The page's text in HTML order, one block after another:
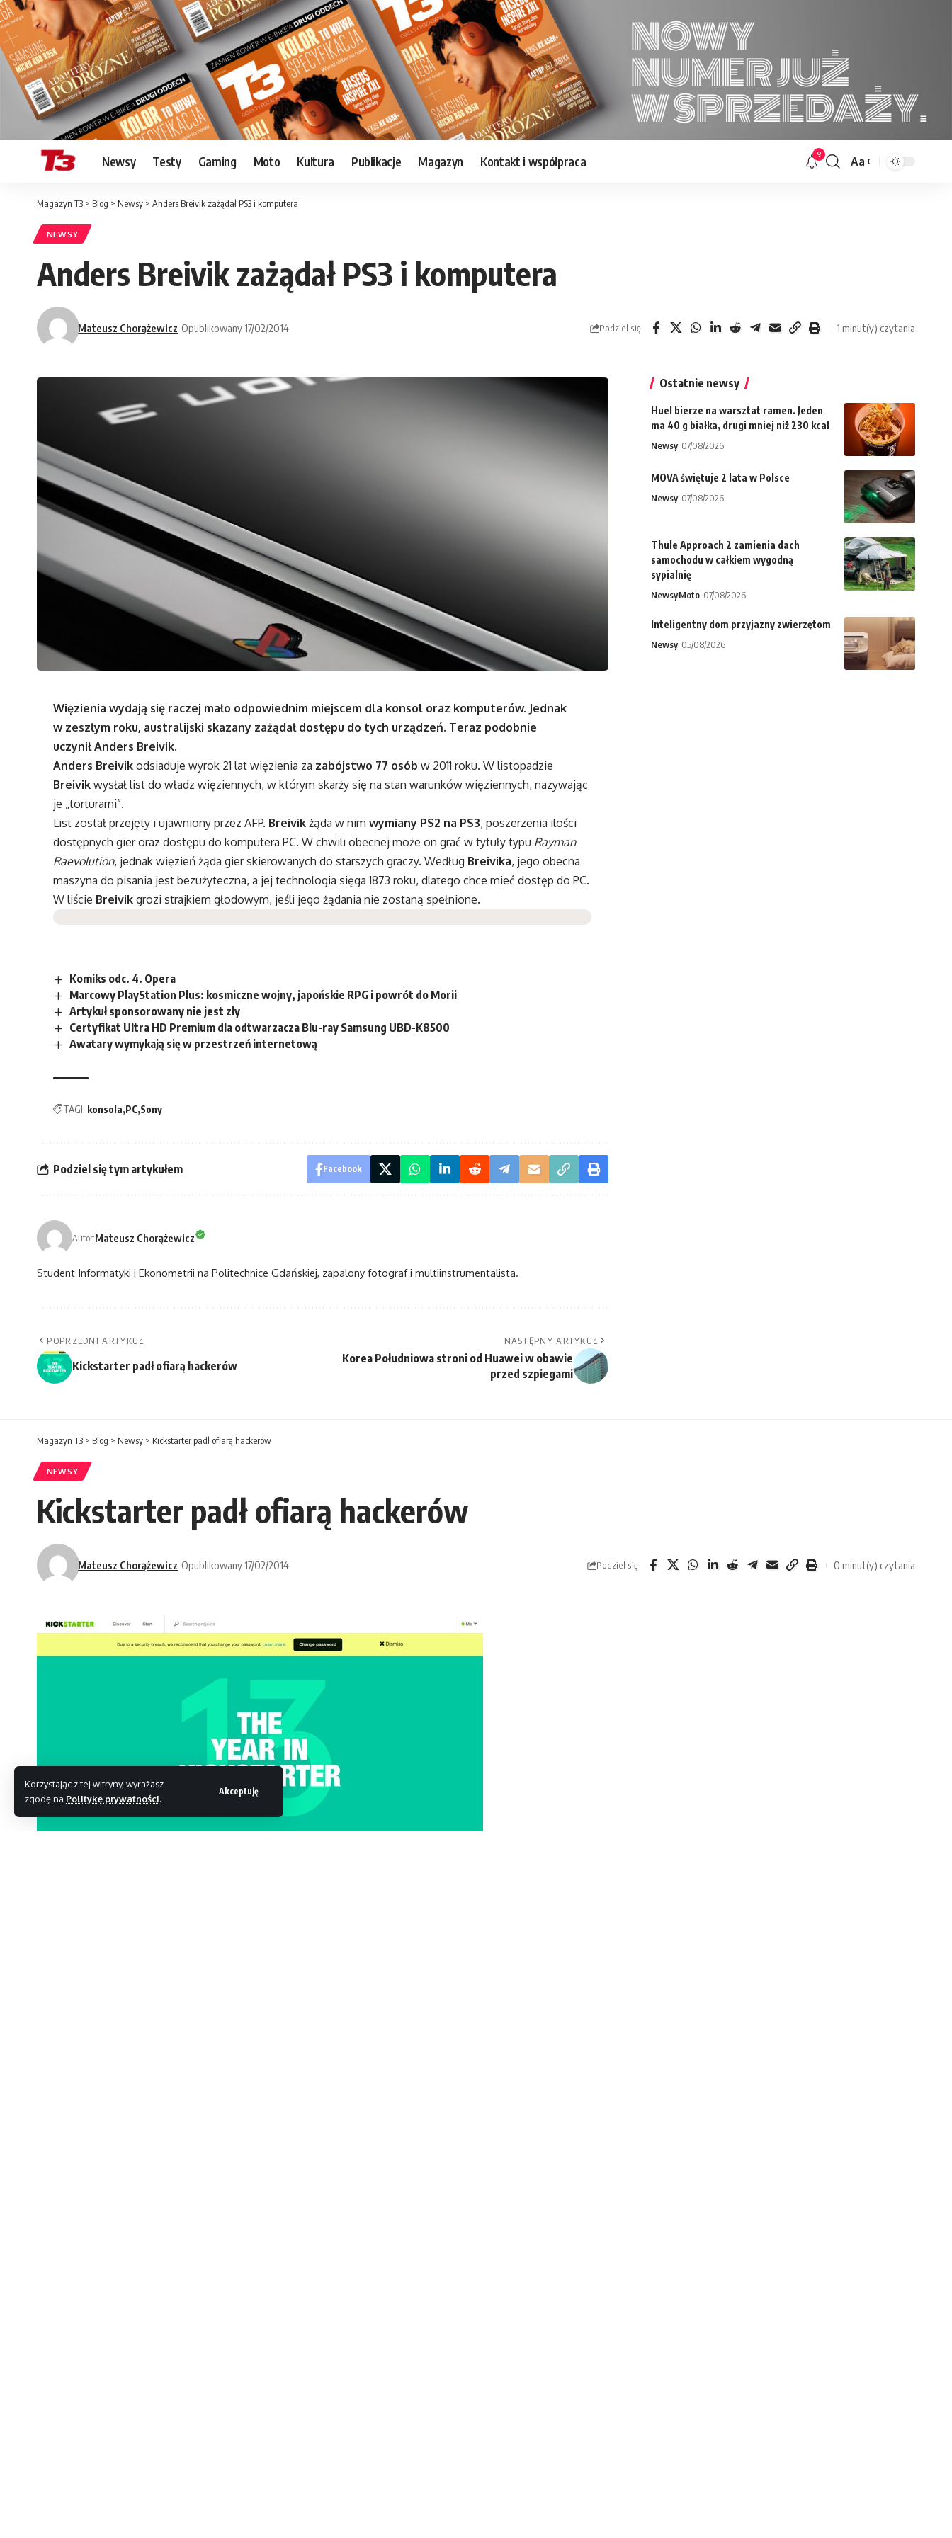
Korzystając z tej witryny, wyrażasz
zgodę na Politykę prywatności.
Akceptuję
Newsy Testy Gaming Moto Kultura Publikacje Magazyn Kontakt i współpraca 9
Font
Aa
Magazyn T3 > Blog > Newsy > Anders Breivik zażądał PS3 i komputera
NEWSY
Anders Breivik zażądał PS3 i komputera
Mateusz Chorążewicz Opublikowany 17/02/2014 Podziel się 1 minut(y) czytania
Więzienia wydają się raczej mało odpowiednim miejscem dla konsol oraz komputerów. Jednak
w zeszłym roku, australijski skazany zażądał dostępu do tych urządzeń. Teraz podobnie
uczynił Anders Breivik.
Anders Breivik odsiaduje wyrok 21 lat więzienia za zabójstwo 77 osób w 2011 roku. W listopadzie
Breivik wysłał list do władz więziennych, w którym skarży się na stan warunków więziennych, nazywając
je „torturami”.
List został przejęty i ujawniony przez AFP. Breivik żąda w nimwymiany PS2 na PS3, poszerzenia ilości
dostępnych gier oraz dostępu do komputera PC. W chwili obecnej może on grać w tytuły typu Rayman
Raevolution, jednak więzień żąda gier skierowanych do starszych graczy. Według Breivika, jego obecna
maszyna do pisania jest bezużyteczna, a jej technologia sięga 1873 roku, dlatego chce mieć dostęp do PC.
W liście Breivik grozi strajkiem głodowym, jeśli jego żądania nie zostaną spełnione.
Komiks odc. 4. Opera
Marcowy PlayStation Plus: kosmiczne wojny, japońskie RPG i powrót do Morii
Artykuł sponsorowany nie jest zły
Certyfikat Ultra HD Premium dla odtwarzacza Blu-ray Samsung UBD-K8500
Awatary wymykają się w przestrzeń internetową
TAGI: konsola PC Sony
Podziel się tym artykułem Facebook
Autor:Mateusz Chorążewicz
Student Informatyki i Ekonometrii na Politechnice Gdańskiej, zapalony fotograf i multiinstrumentalista.
POPRZEDNI ARTYKUŁ
Kickstarter padł ofiarą hackerów
NASTĘPNY ARTYKUŁ
Korea Południowa stroni od Huawei w obawie
przed szpiegami
Ostatnie newsy
Huel bierze na warsztat ramen. Jeden
ma 40 g białka, drugi mniej niż 230 kcal
Newsy 07/08/2026
MOVA świętuje 2 lata w Polsce
Newsy 07/08/2026
Thule Approach 2 zamienia dach
samochodu w całkiem wygodną
sypialnię
NewsyMoto 07/08/2026
Inteligentny dom przyjazny zwierzętom
Newsy 05/08/2026
Magazyn T3 > Blog > Newsy > Kickstarter padł ofiarą hackerów
NEWSY
Kickstarter padł ofiarą hackerów
Mateusz Chorążewicz Opublikowany 17/02/2014 Podziel się 0 minut(y) czytania